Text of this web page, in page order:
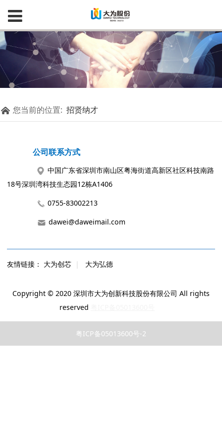
您当前的位置: 招贤纳才
公司联系方式
中国广东省深圳市南山区粤海街道高新区社区科技南路
18号深圳湾科技生态园12栋A1406
0755-83002213
dawei@daweimail.com
友情链接： 大为创芯 | 大为弘德
Copyright © 2020 深圳市大为创新科技股份有限公司 All rights
reserved
粤ICP备05013600号-2